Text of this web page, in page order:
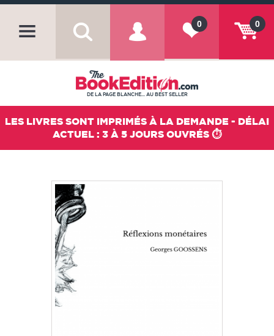
0
0
DE LA PAGE BLANCHE... AU BEST SELLER
LES LIVRES SONT IMPRIMÉS À LA DEMANDE - DÉLAI
ACTUEL : 3 À 5 JOURS OUVRÉS ⏱️